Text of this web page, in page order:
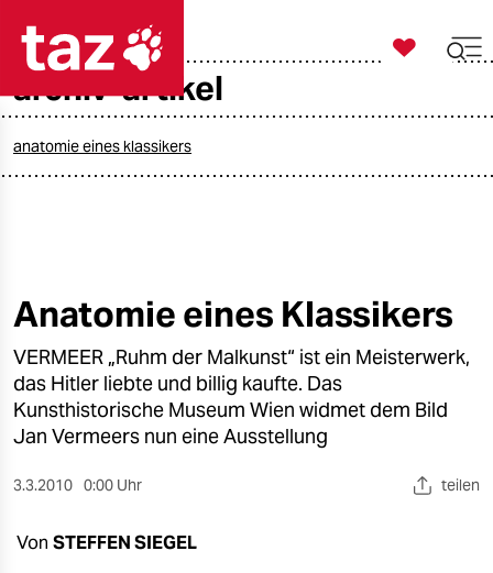
öko
gesellschaft
kultur
sport
berlin
nord

taz zahl ich
archiv-artikel
anatomie eines klassikers
Anatomie eines Klassikers
VERMEER „Ruhm der Malkunst“ ist ein Meisterwerk,
das Hitler liebte und billig kaufte. Das
Kunsthistorische Museum Wien widmet dem Bild
Jan Vermeers nun eine Ausstellung
3.3.2010 0:00 Uhr teilen
Von STEFFEN SIEGEL